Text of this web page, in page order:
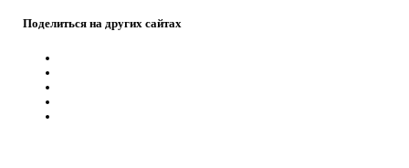
Поделиться на других сайтах